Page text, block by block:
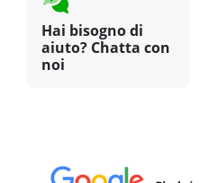
Hai bisogno di
aiuto? Chatta con
noi